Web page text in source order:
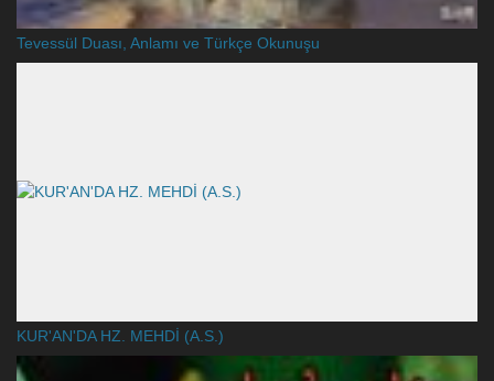
Tevessül Duası, Anlamı ve Türkçe Okunuşu
KUR'AN'DA HZ. MEHDİ (A.S.)